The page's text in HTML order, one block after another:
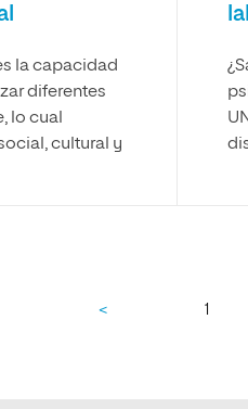
la capacidad
diferentes
lo cual
cultural y
< 1